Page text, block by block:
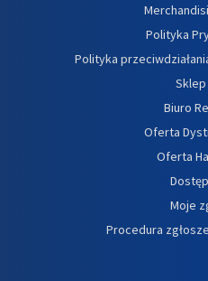
Polityka
Polityka
Sklep
Biuro
Oferta
Oferta
Moje
Procedura